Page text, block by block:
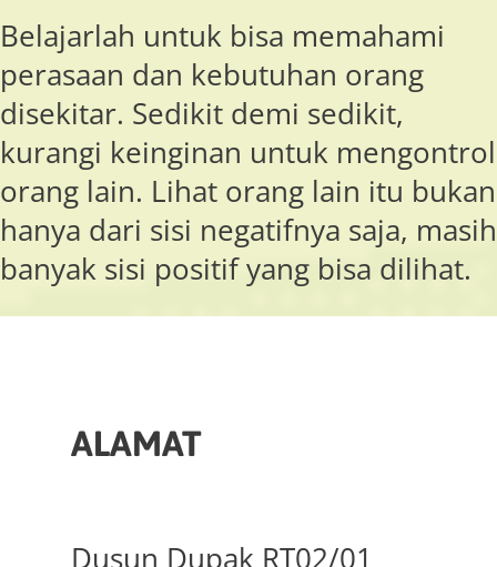
Belajarlah untuk bisa memahami
perasaan dan kebutuhan orang
disekitar. Sedikit demi sedikit,
kurangi keinginan untuk mengontrol
orang lain. Lihat orang lain itu bukan
hanya dari sisi negatifnya saja, masih
banyak sisi positif yang bisa dilihat.
ALAMAT
Dusun Dupak RT02/01